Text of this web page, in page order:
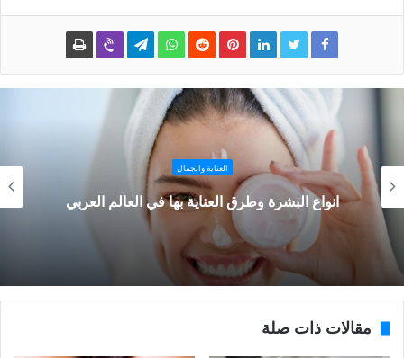
العناية والجمال
انواع البشرة وطرق العناية بها في العالم العربي
مقالات ذات صلة